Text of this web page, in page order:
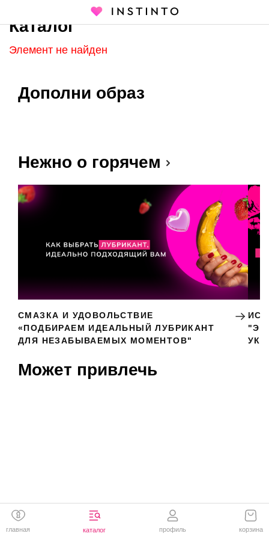
Каталог
Каталог
Элемент не найден
Дополни образ
Нежно о горячем
СМАЗКА И УДОВОЛЬСТВИЕ
«ПОДБИРАЕМ ИДЕАЛЬНЫЙ ЛУБРИКАНТ
ДЛЯ НЕЗАБЫВАЕМЫХ МОМЕНТОВ"
Может привлечь
главная каталог профиль корзина